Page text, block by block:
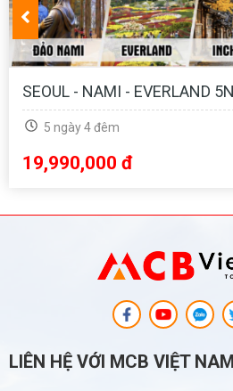
QUẾ LÂM 5N4Đ NO SHOP
5 ngày 4 đêm
12,990,000 đ
LIÊN HỆ VỚI MCB VIỆT NAM